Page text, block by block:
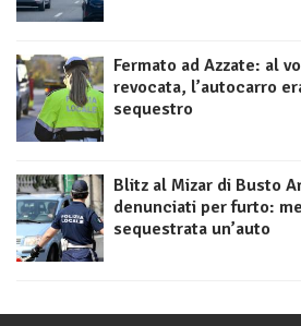
Fermato ad Azzate: al
revocata, l’autocarro
sequestro
Blitz al Mizar di Busto
denunciati per furto:
sequestrata un’auto